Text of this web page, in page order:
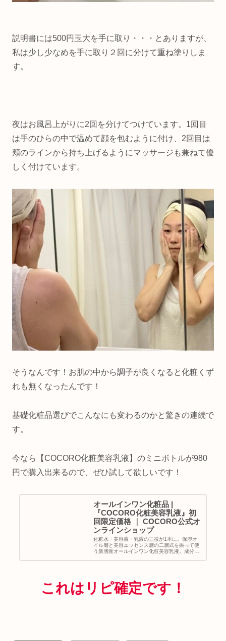
説明書には500円玉大を手に取り・・・とありますが、
私は少し少なめを手に取り２回に分けて重ね塗りしま
す。
夜はお風呂上がりに2回を分けてつけています。1回目
は手のひらの中で温めて顔を包むように付け、2回目は
頬のラインから持ち上げるようにマッサージも兼ねて優
しく付けています。
そうなんです！お肌の中から調子が良くなると化粧くず
れも無くなったんです！
基礎化粧品選びでこんなにも変わるのかと驚きの連続で
す。
今なら【COCORO化粧美容乳液】のミニボトルが980
円で購入出来るので、ぜひ試して欲しいです！
オールインワン化粧品 |
『COCORO化粧美容乳液』初
回限定価格 ｜ COCORO公式オ
ンラインショップ
化粧水・美容液・乳液の三役が1本に。保湿オ
イル層と美容エッセンス層の二層式を振って使
う新感覚オールインワン化粧美容乳液。成分を
これはリピ確定です！